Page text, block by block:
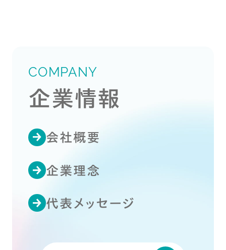
COMPANY
企業情報
会社概要
企業理念
代表メッセージ